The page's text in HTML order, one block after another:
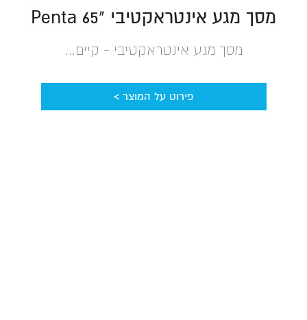
מסך מגע אינטראקטיבי "Penta 65
מסך מגע אינטראקטיבי - קיים...
פירוט על המוצר >